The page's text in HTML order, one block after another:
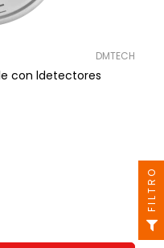
DMTECH
con ldetectores
FILTRO